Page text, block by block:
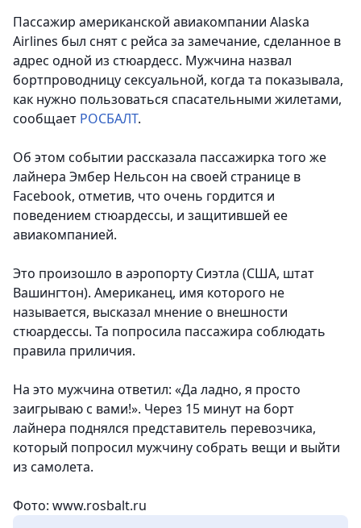
Пассажир американской авиакомпании Alaska
Airlines был снят с рейса за замечание, сделанное в
адрес одной из стюардесс. Мужчина назвал
бортпроводницу сексуальной, когда та показывала,
как нужно пользоваться спасательными жилетами,
сообщает РОСБАЛТ.
Об этом событии рассказала пассажирка того же
лайнера Эмбер Нельсон на своей странице в
Facebook, отметив, что очень гордится и
поведением стюардессы, и защитившей ее
авиакомпанией.
Это произошло в аэропорту Сиэтла (США, штат
Вашингтон). Американец, имя которого не
называется, высказал мнение о внешности
стюардессы. Та попросила пассажира соблюдать
правила приличия.
На это мужчина ответил: «Да ладно, я просто
заигрываю с вами!». Через 15 минут на борт
лайнера поднялся представитель перевозчика,
который попросил мужчину собрать вещи и выйти
из самолета.
Фото: www.rosbalt.ru